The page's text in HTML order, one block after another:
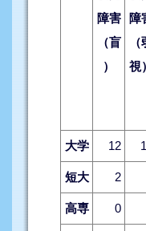
障害
（盲
）
障
視）
大学 12
短大 2
高専 0